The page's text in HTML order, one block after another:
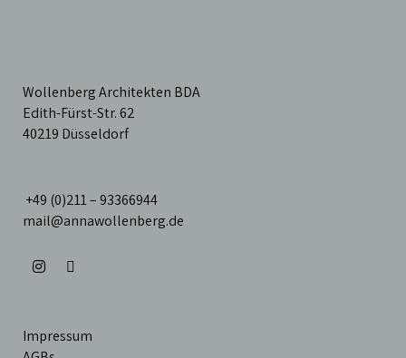
Wollenberg Architekten BDA
Edith-Fürst-Str. 62
40219 Düsseldorf
+49 (0)211 – 93366944
mail@annawollenberg.de
Impressum